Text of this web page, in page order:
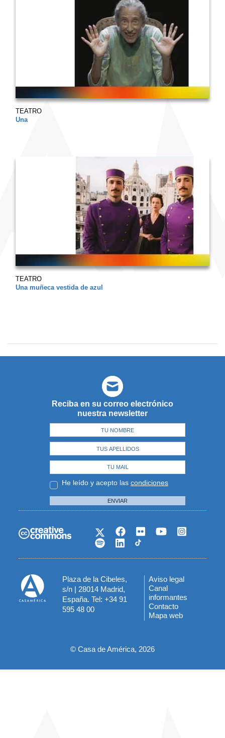
TEATRO
Una
TEATRO
Una muñeca vestida de azul
Reciba en su correo electrónico
nuestra newsletter
He leído y acepto las condiciones
ENVIAR
Plaza de la Cibeles,
s/n | 28014 Madrid,
España. Tel: +34 91
595 48 00
Menú
del
pie
Aviso legal
Canal
informantes
Contacto
Mapa web
© Casa de América, 2026